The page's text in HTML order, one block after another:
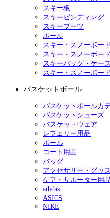
スキー板
スキービンディング
スキーブーツ
ポール
スキー・スノーボー
スキー・スノーボー
スキーバッグ・ケース
スキー・スノーボー
バスケットボール
バスケットボールカ
バスケットシューズ
バスケットウェア
レフェリー用品
ボール
コート用品
バッグ
アクセサリー・グッ
ケア・サポーター用品
adidas
ASICS
NIKE